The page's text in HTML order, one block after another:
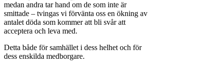
medan andra tar hand om de som inte är
smittade – tvingas vi förvänta oss en ökning av
antalet döda som kommer att bli svår att
acceptera och leva med.
Detta både för samhället i dess helhet och för
dess enskilda medborgare.